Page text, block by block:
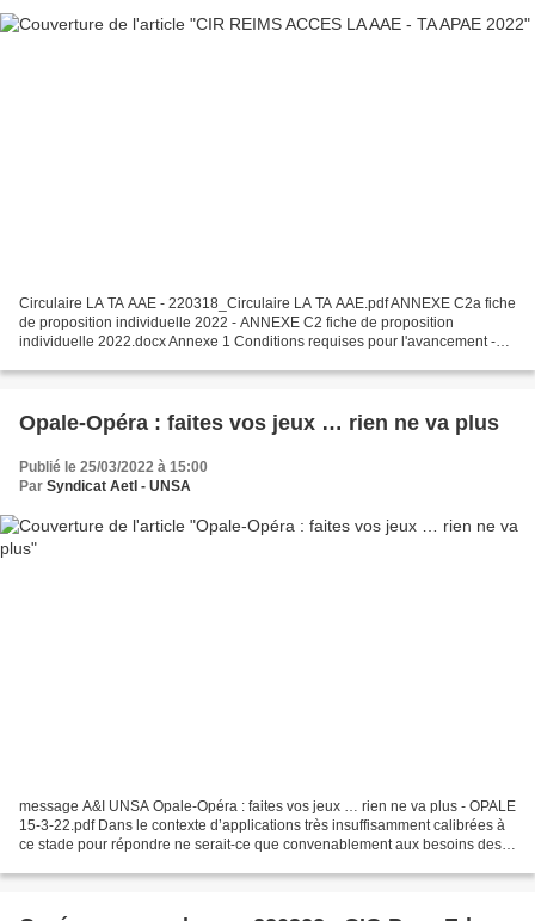
Circulaire LA TA AAE - 220318_Circulaire LA TA AAE.pdf ANNEXE C2a fiche
de proposition individuelle 2022 - ANNEXE C2 fiche de proposition
individuelle 2022.docx Annexe 1 Conditions requises pour l'avancement -
Opale-Opéra : faites vos jeux … rien ne va plus
Publié le 25/03/2022 à 15:00
Par Syndicat AetI - UNSA
message A&I UNSA Opale-Opéra : faites vos jeux … rien ne va plus - OPALE
15-3-22.pdf Dans le contexte d’applications très insuffisamment calibrées à
ce stade pour répondre ne serait-ce que convenablement aux besoins des